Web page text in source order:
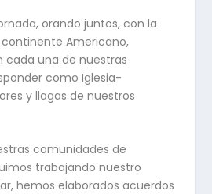
orando juntos, con la
Americano,
cada una de nuestras
como Iglesia-
y llagas de nuestros
comunidades de
trabajando nuestro
hemos elaborados acuerdos